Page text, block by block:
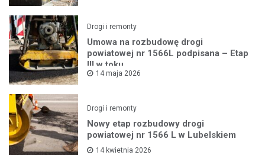
Drogi i remonty
Umowa na rozbudowę drogi
powiatowej nr 1566L podpisana – Etap
III w toku
14 maja 2026
Drogi i remonty
Nowy etap rozbudowy drogi
powiatowej nr 1566 L w Lubelskiem
14 kwietnia 2026